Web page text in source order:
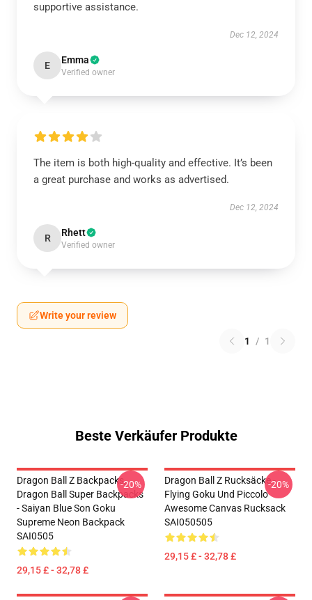
supportive assistance.
Dec 12, 2024
E Emma
Verified owner
The item is both high-quality and effective. It’s been
a great purchase and works as advertised.
Dec 12, 2024
R Rhett
Verified owner
Write your review
1 / 1
Beste Verkäufer Produkte
Dragon Ball Z Backpacks,
Dragon Ball Super Backpacks
- Saiyan Blue Son Goku
Supreme Neon Backpack
SAI0505
29,15 £ - 32,78 £
-20%
Dragon Ball Z Rucksäcke -
Flying Goku Und Piccolo
Awesome Canvas Rucksack
SAI050505
29,15 £ - 32,78 £
-20%